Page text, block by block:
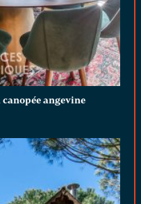
angevine